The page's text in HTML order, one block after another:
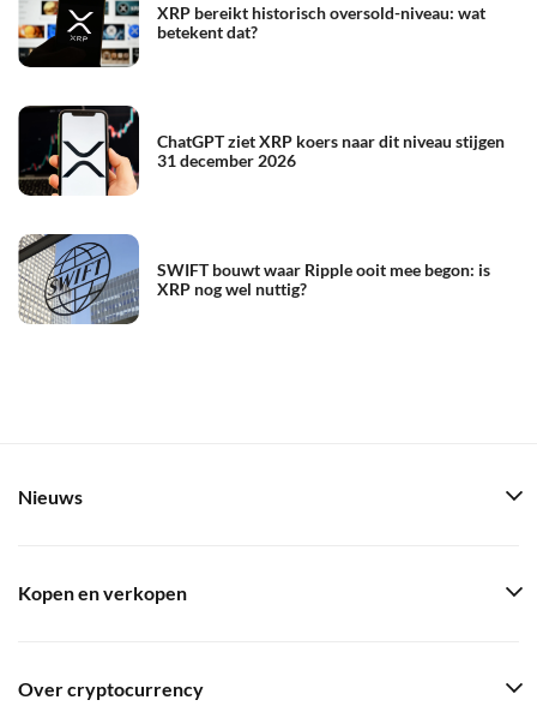
XRP bereikt historisch oversold-niveau: wat
betekent dat?
ChatGPT ziet XRP koers naar dit niveau stijgen
31 december 2026
SWIFT bouwt waar Ripple ooit mee begon: is
XRP nog wel nuttig?
Nieuws
Kopen en verkopen
Over cryptocurrency